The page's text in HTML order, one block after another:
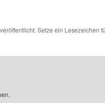
Setze ein Lesezeichen